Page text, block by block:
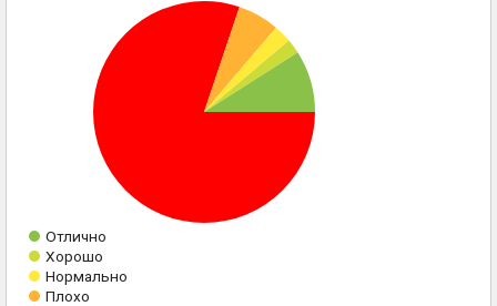
Отлично
Хорошо
Нормально
Плохо